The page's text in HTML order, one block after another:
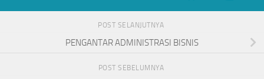
POST SELANJUTNYA
PENGANTAR ADMINISTRASI BISNIS
POST SEBELUMNYA